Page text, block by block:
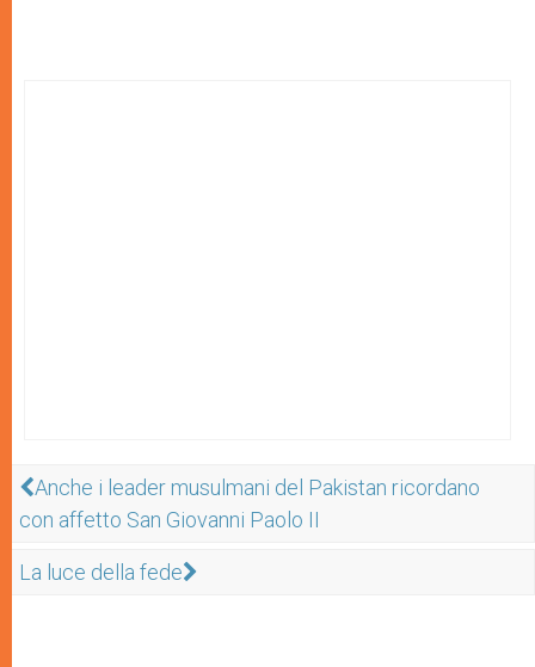
Anche i leader musulmani del Pakistan ricordano
con affetto San Giovanni Paolo II
La luce della fede